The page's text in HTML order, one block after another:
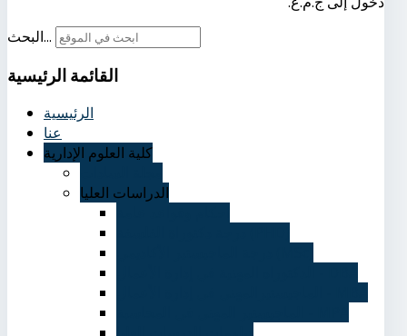
البحث...
القائمة الرئيسية
الرئيسية
عنا
كلية العلوم الإدارية
الدراسات العليا